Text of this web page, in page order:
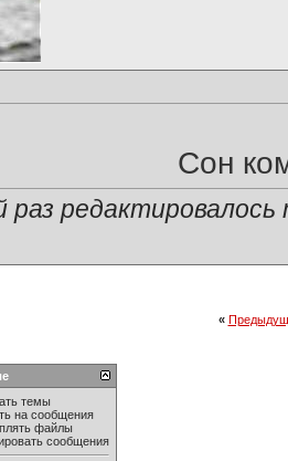
Сон
раз
«
темы
на сообщения
файлы
сообщения